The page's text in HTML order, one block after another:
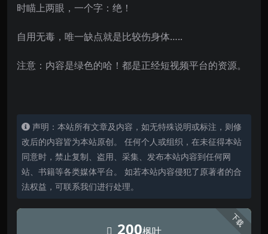
时瞄上两眼，一个字：绝！
自用无毒，唯一缺点就是比较伤身体…..
注意：内容是绿色的哈！都是正经短视频平台的资源。
声明：本站所有文章及内容，如无特殊说明或标注，则修
改后的内容皆为本站原创。 任何个人或组织，在未征得本站
同意时，禁止复制、盗用、采集、发布本站内容到任何网
站、书籍等各类媒体平台。 如若本站内容侵犯了原著者的合
法权益，可联系我们进行处理。
下载
200枫叶